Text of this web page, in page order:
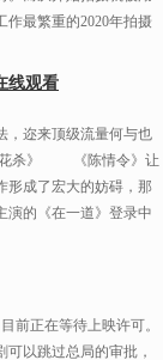
作最繁重的2020年拍摄
线观看
迩来顶级流量何与也
花杀》 《陈情令》让
形成了宏大的妨碍，那
演的《在一道》登录中
前正在等待上映许可。
以跳过总局的审批，